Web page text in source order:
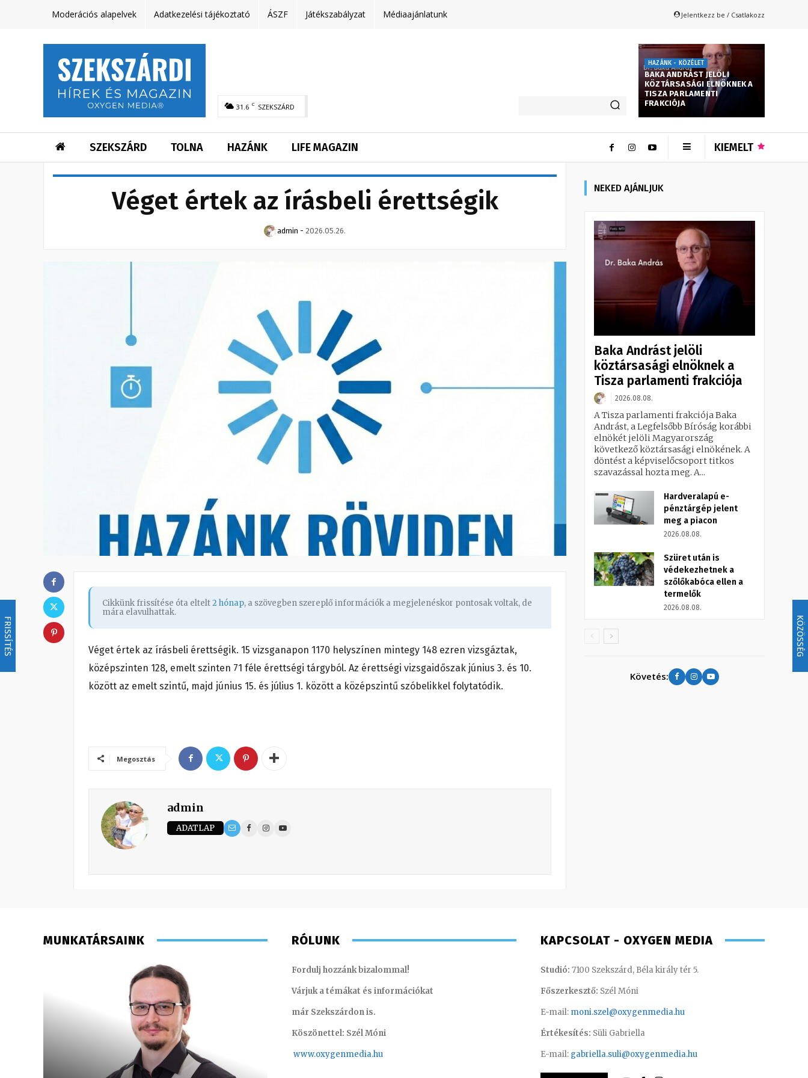
FRISSÍTÉS KÖZÖSSÉG
Moderációs alapelvek Adatkezelési tájékoztató ÁSZF Játékszabályzat Médiaajánlatunk Jelentkezz be / Csatlakozz
31.6 C SZEKSZÁRD
HAZÁNK - KÖZÉLET
BAKA ANDRÁST JELÖLI
KÖZTÁRSASÁGI ELNÖKNEK A
TISZA PARLAMENTI
FRAKCIÓJA
SZEKSZÁRD TOLNA HAZÁNK LIFE MAGAZIN KIEMELT
Véget értek az írásbeli érettségik
admin - 2026.05.26.
Cikkünk frissítése óta eltelt2 hónap, a szövegben szereplő információk a megjelenéskor pontosak voltak, de
mára elavulhattak.
Véget értek az írásbeli érettségik. 15 vizsganapon 1170 helyszínen mintegy 148 ezren vizsgáztak,
középszinten 128, emelt szinten 71 féle érettségi tárgyból. Az érettségi vizsgaidőszak június 3. és 10.
között az emelt szintű, majd június 15. és július 1. között a középszintű szóbelikkel folytatódik.
Megosztás
admin
ADATLAP
NEKED AJÁNLJUK
Baka Andrást jelöli
köztársasági elnöknek a
Tisza parlamenti frakciója
2026.08.08.
A Tisza parlamenti frakciója Baka
Andrást, a Legfelsőbb Bíróság korábbi
elnökét jelöli Magyarország
következő köztársasági elnökének. A
döntést a képviselőcsoport titkos
szavazással hozta meg. A...
Hardveralapú e-
pénztárgép jelent
meg a piacon
2026.08.08.
Szüret után is
védekezhetnek a
szőlőkabóca ellen a
termelők
2026.08.08.
Követés:
MUNKATÁRSAINK RÓLUNK
Fordulj hozzánk bizalommal!
Várjuk a témákat és információkat
már Szekszárdon is.
Köszönettel: Szél Móni
www.oxygenmedia.hu
KAPCSOLAT - OXYGEN MEDIA
Studió: 7100 Szekszárd, Béla király tér 5.
Főszerkesztő: Szél Móni
E-mail: moni.szel@oxygenmedia.hu
Értékesítés: Süli Gabriella
E-mail: gabriella.suli@oxygenmedia.hu